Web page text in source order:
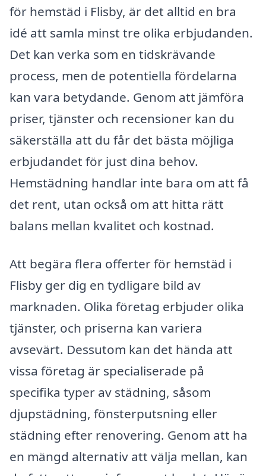
för hemstäd i Flisby, är det alltid en bra
idé att samla minst tre olika erbjudanden.
Det kan verka som en tidskrävande
process, men de potentiella fördelarna
kan vara betydande. Genom att jämföra
priser, tjänster och recensioner kan du
säkerställa att du får det bästa möjliga
erbjudandet för just dina behov.
Hemstädning handlar inte bara om att få
det rent, utan också om att hitta rätt
balans mellan kvalitet och kostnad.
Att begära flera offerter för hemstäd i
Flisby ger dig en tydligare bild av
marknaden. Olika företag erbjuder olika
tjänster, och priserna kan variera
avsevärt. Dessutom kan det hända att
vissa företag är specialiserade på
specifika typer av städning, såsom
djupstädning, fönsterputsning eller
städning efter renovering. Genom att ha
en mängd alternativ att välja mellan, kan